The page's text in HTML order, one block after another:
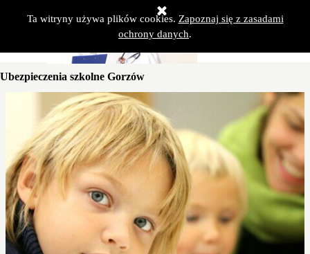
Ta witryny używa plików cookies. Zapoznaj się z zasadami
ochrony danych.
Ubezpieczenia szkolne Gorzów